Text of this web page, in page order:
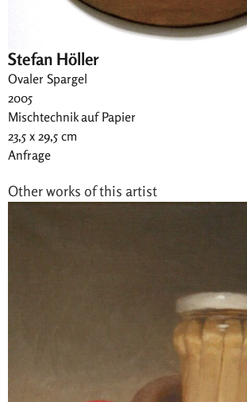
Stefan Höller
Ovaler Spargel
2005
Mischtechnik auf Papier
23,5 x 29,5 cm
Anfrage
Other works of this artist